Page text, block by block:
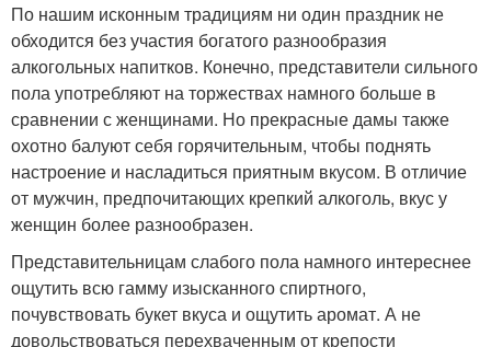
По нашим исконным традициям ни один праздник не
обходится без участия богатого разнообразия
алкогольных напитков. Конечно, представители сильного
пола употребляют на торжествах намного больше в
сравнении с женщинами. Но прекрасные дамы также
охотно балуют себя горячительным, чтобы поднять
настроение и насладиться приятным вкусом. В отличие
от мужчин, предпочитающих крепкий алкоголь, вкус у
женщин более разнообразен.
Представительницам слабого пола намного интереснее
ощутить всю гамму изысканного спиртного,
почувствовать букет вкуса и ощутить аромат. А не
довольствоваться перехваченным от крепости